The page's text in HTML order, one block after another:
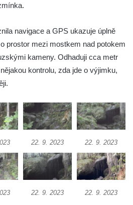
rokli u
mlýnem u Nového
nad Vaňovem
(Liberec –
navigace a GPS ukazuje úplně
prostor mezi mostkem nad potokem
kameny. Odhaduji cca metr
kontrolu, zda jde o výjimku,
22. 9. 2023 22. 9. 2023
22. 9. 2023 22. 9. 2023